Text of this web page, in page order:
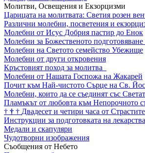
Молитви, Освещения и Екзорцизми
Царицата на молитвата: Светия розен
Различни молебни, посветения и
Молебни от Исус Добрия пастир до Енок
Молебни за Божественото подготовяване
Молебни на Светото семейство Убежище
Молебни от други откровения
Кръстовият поход за молитва
Молебни от Нашата Госпожа на Жакарей
Почит към Най-чистото Сърце на Св.
Молебни, които да се съединят със
Пламъкът от любовта към Непорочното
† † † Двадесет и четири часа от
Инструкции за подготовката на лекарства
Медали и скапуляри
Чудотворни изображения
Съобщения от Небето